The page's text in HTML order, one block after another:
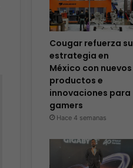
Cougar refuerza su
estrategia en
México con nuevos
productos e
innovaciones para
gamers
Hace 4 semanas